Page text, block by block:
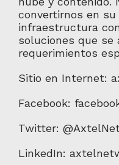
convertirnos en
infraestructura
soluciones que se
requerimientos
Sitio en Internet:
Facebook:
Twitter:
LinkedIn: